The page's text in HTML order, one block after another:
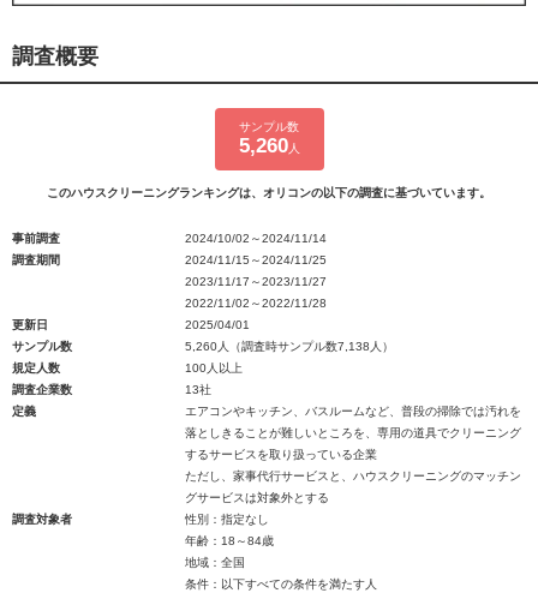
調査概要
サンプル数
5,260人
このハウスクリーニングランキングは、オリコンの以下の調査に基づいています。
事前調査
2024/10/02～2024/11/14
調査期間
2024/11/15～2024/11/25
2023/11/17～2023/11/27
2022/11/02～2022/11/28
更新日
2025/04/01
サンプル数
5,260人（調査時サンプル数7,138人）
規定人数
100人以上
調査企業数
13社
定義
エアコンやキッチン、バスルームなど、普段の掃除では汚れを
落としきることが難しいところを、専用の道具でクリーニング
するサービスを取り扱っている企業
ただし、家事代行サービスと、ハウスクリーニングのマッチン
グサービスは対象外とする
調査対象者
性別：指定なし
年齢：18～84歳
地域：全国
条件：以下すべての条件を満たす人